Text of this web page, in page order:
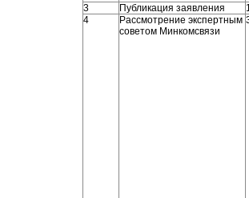
3 Публикация заявления
4
Рассмотрение экспертным
советом Минкомсвязи